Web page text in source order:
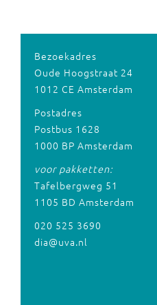
Bezoekadres
Oude Hoogstraat 24
1012 CE Amsterdam
Postadres
Postbus 1628
1000 BP Amsterdam
voor pakketten:
Tafelbergweg 51
1105 BD Amsterdam
020 525 3690
dia@uva.nl